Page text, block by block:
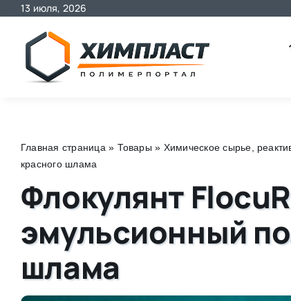
Skip
content
13 июля, 2026
Главная страница » Товары » Химическое сырье,
красного шлама
Флокулянт
эмульсионный
шлама